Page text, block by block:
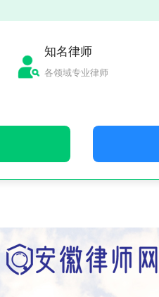
知名律师
各领域专业律师